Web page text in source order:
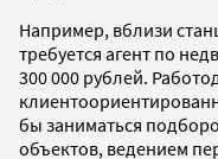
Например, вблизи
требуется агент по
300 000 рублей.
бы заниматься
объектов, ведением